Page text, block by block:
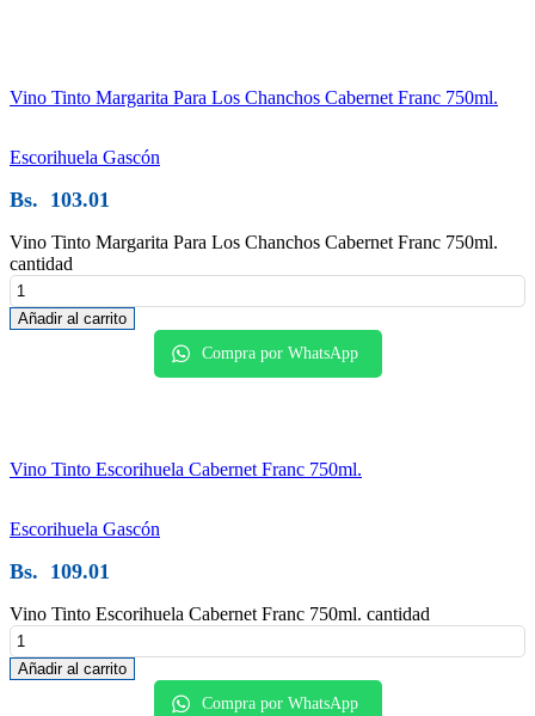
Vino Tinto Margarita Para Los Chanchos Cabernet Franc 750ml.
Escorihuela Gascón
Bs. 103.01
Vino Tinto Margarita Para Los Chanchos Cabernet Franc 750ml.
cantidad
Añadir al carrito
Compra por WhatsApp
Vino Tinto Escorihuela Cabernet Franc 750ml.
Escorihuela Gascón
Bs. 109.01
Vino Tinto Escorihuela Cabernet Franc 750ml. cantidad
Añadir al carrito
Compra por WhatsApp